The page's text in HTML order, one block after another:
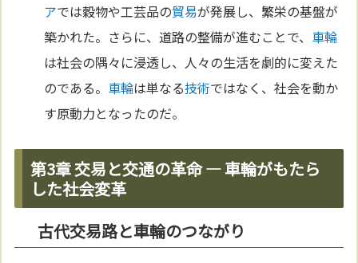
アでは穀物や工芸品の貿易が発展し、繁栄の基盤が
築かれた。さらに、道路の整備が進むことで、 車輪
は社会の隅々に浸透し、人々の生活を劇的に変えた
のである。 車輪は単なる技術ではなく、社会を動か
す原動力となったのだ。
第3章 交易と交通の革命 ― 車輪がもたら
した社会変革
古代交易路と車輪のつながり